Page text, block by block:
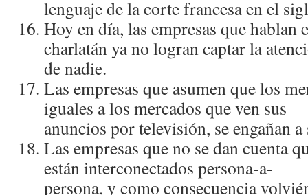
lenguaje de la corte francesa en el
Hoy en dí­a, las empresas que hablan
charlatán ya no logran captar la
de nadie.
Las empresas que asumen que los
iguales a los mercados que ven sus
anuncios por televisión, se engañan
Las empresas que no se dan cuenta
están interconectados persona-a-
persona, y como consecuencia